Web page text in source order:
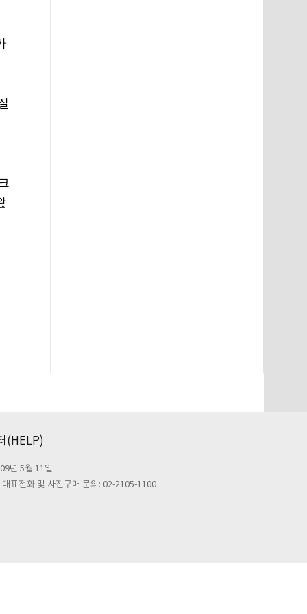
(HELP)
년 5월 11일
대표전화 및 사진구매 문의: 02-2105-1100